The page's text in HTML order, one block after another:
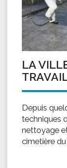
LA
Depuis
techniques
nettoyage
cimetière du